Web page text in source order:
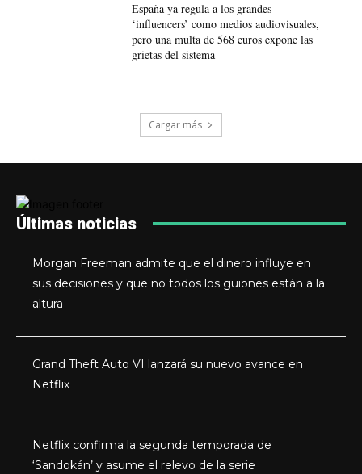
España ya regula a los grandes
‘influencers’ como medios audiovisuales,
pero una multa de 568 euros expone las
grietas del sistema
Cargar más
Últimas noticias
Morgan Freeman admite que el dinero influye en
sus decisiones y que no todos los guiones están a la
altura
Grand Theft Auto VI lanzará su nuevo avance en
Netflix
Netflix confirma la segunda temporada de
‘Sandokán’ y asume el relevo de la serie